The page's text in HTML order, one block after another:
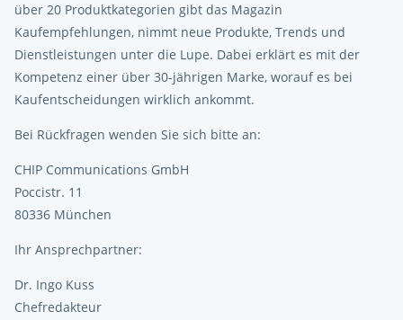
über 20 Produktkategorien gibt das Magazin
Kaufempfehlungen, nimmt neue Produkte, Trends und
Dienstleistungen unter die Lupe. Dabei erklärt es mit der
Kompetenz einer über 30-jährigen Marke, worauf es bei
Kaufentscheidungen wirklich ankommt.
Bei Rückfragen wenden Sie sich bitte an:
CHIP Communications GmbH
Poccistr. 11
80336 München
Ihr Ansprechpartner:
Dr. Ingo Kuss
Chefredakteur